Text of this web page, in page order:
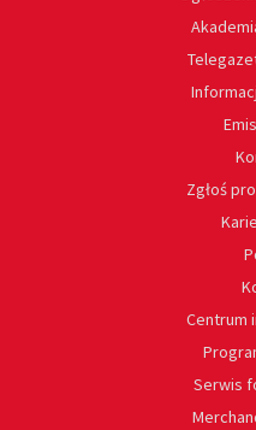
Zgłoś
Centrum
Serwis